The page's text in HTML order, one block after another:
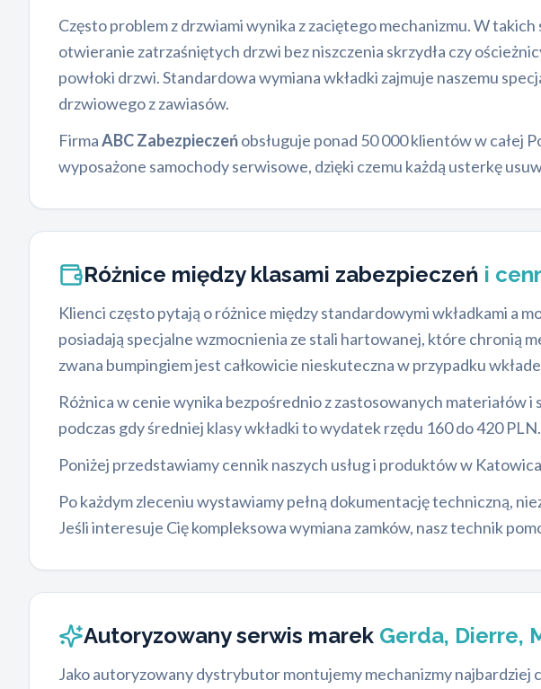
Często problem z drzwiami wynika z zaciętego mechanizmu. W
otwieranie zatrzaśniętych drzwi bez niszczenia skrzydła czy
powłoki drzwi. Standardowa wymiana wkładki zajmuje naszemu
drzwiowego z zawiasów.
FirmaABC Zabezpieczeńobsługuje ponad 50 000 klientów w całej
wyposażone samochody serwisowe, dzięki czemu każdą usterkę
Różnice między klasami zabezpieczeń i
Klienci często pytają o różnice między standardowymi wkładkami a
posiadają specjalne wzmocnienia ze stali hartowanej, które chronią
zwana bumpingiem jest całkowicie nieskuteczna w przypadku
Różnica w cenie wynika bezpośrednio z zastosowanych materiałów
podczas gdy średniej klasy wkładki to wydatek rzędu 160 do 420 PLN.
Poniżej przedstawiamy cennik naszych usług i produktów w
Po każdym zleceniu wystawiamy pełną dokumentację techniczną,
Jeśli interesuje Cię kompleksowa wymiana zamków, nasz technik
Autoryzowany serwis marek Gerda, Dierre,
Jako autoryzowany dystrybutor montujemy mechanizmy najbardziej